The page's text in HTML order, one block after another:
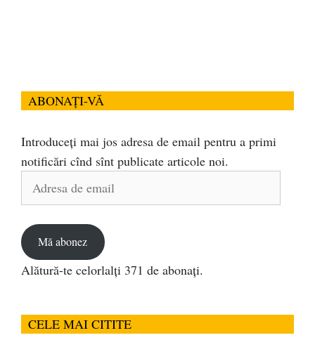
ABONAȚI-VĂ
Introduceți mai jos adresa de email pentru a primi
notificări cînd sînt publicate articole noi.
Mă abonez
Alătură-te celorlalți 371 de abonați.
CELE MAI CITITE